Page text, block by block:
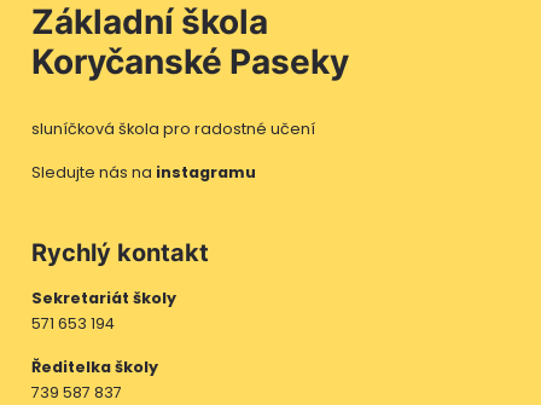
Základní škola
Koryčanské Paseky
sluníčková škola pro radostné učení
Sledujte nás na instagramu
Rychlý kontakt
Sekretariát školy
571 653 194
Ředitelka školy
739 587 837